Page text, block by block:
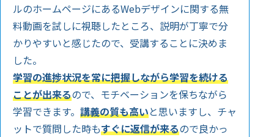
ルのホームページにあるWebデザインに関する無
料動画を試しに視聴したところ、説明が丁寧で分
かりやすいと感じたので、受講することに決めま
した。
学習の進捗状況を常に把握しながら学習を続ける
ことが出来るので、モチベーションを保ちながら
学習できます。 講義の質も高いと思いますし、チャ
ットで質問した時もすぐに返信が来るので良かっ